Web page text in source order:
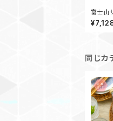
富士山
ml ビン
同じカ